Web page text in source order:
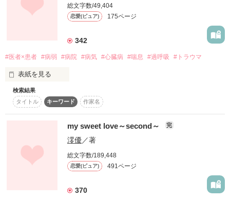
作品を読む
幼馴染二人のいじらしい恋模様です！
【2026/5/24 完結】
作品を読む
みとる天性の能力の持ち主である。彼女は魅了持ちの姉イアマ
の能力により、父親や使用人たちから蔑み虐げられ、満足に食
事も取れない日々を送っていた。
そんななか、オティリエはイアマとともに王宮で開かれる夜
会に参加することに。そこで彼女は見目麗しく才気煥発な王太
いどころか、オティリエに対して優しい言葉をかけてくれたの
だった。
そんな夢のような夜を終えた翌日、これまで以上に激しくイ
アマから虐げられていた彼女のもとをヴァーリックが訪れる。
「この家を出て、僕のために力を貸してほしい」
にさらされず過ごせる日々に底しれぬ喜びを感じる。
なんとかしてヴァーリックの役に立ちたいと張り切るオティ
リエだったが、任されるのは心が読めなくてもできる普通の事
務仕事ばかり。けれど、ヴァーリックは『それでいいのだ』と
彼女を諭し、優しく導き続ける。そのくせヴァーリックは思わ
せぶりな行動ばかりとり、オティリエを大いに振り回すのだ。
総文字数/49,404
恋愛(ピュア) 175ページ
342
#医者×患者 #病弱 #病院 #病気 #心臓病 #喘息 #過呼吸 #トラウマ
表紙を見る
*･ﾟﾟ･*:.｡..｡.:*･ﾟﾟ･*
検索結果
タイトル
キーワード 作家名
my sweet love～second～ 完
澪優／著
総文字数/189,448
恋愛(ピュア) 491ページ
370